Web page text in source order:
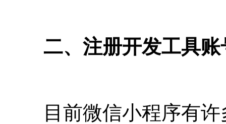
二、注册开发工具账
目前微信小程序有许